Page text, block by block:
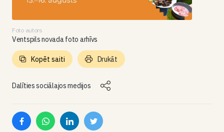
Foto autors
Ventspils novada foto arhīvs
Dalīties sociālajos medijos
Kopēt saiti Drukāt